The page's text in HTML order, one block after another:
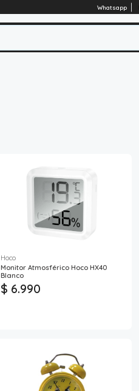
Whatsapp
Hoco
Monitor Atmosférico Hoco HX40
Blanco
$ 6.990